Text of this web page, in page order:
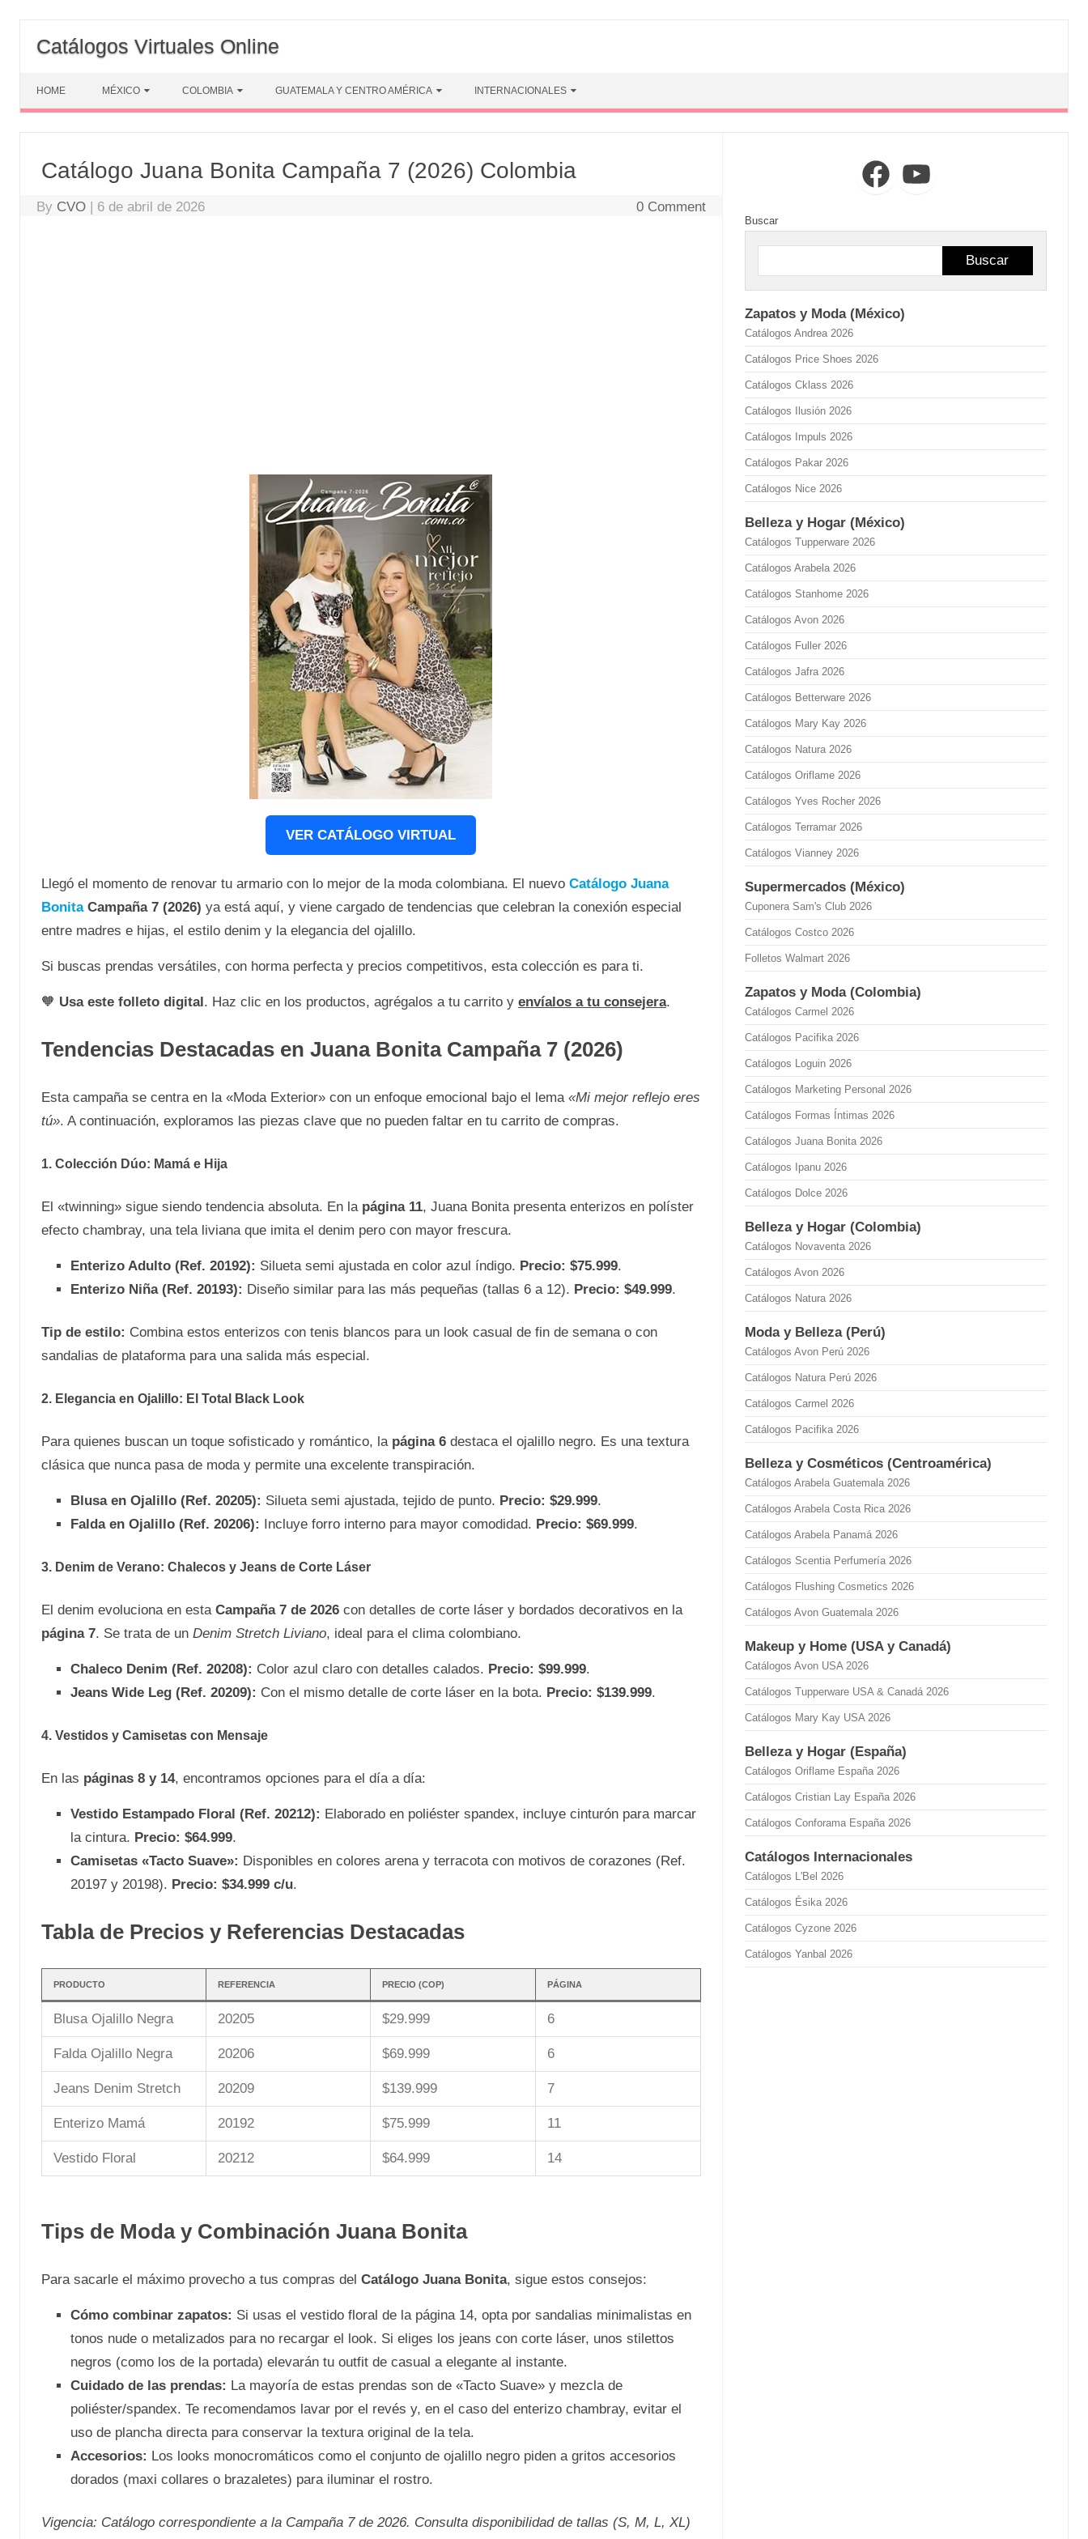
content
Catálogos Virtuales Online
HOME MÉXICO COLOMBIA GUATEMALA Y CENTRO AMÉRICA INTERNACIONALES
Catálogo Juana Bonita Campaña 7 (2026) Colombia
By CVO | 6 de abril de 2026 0 Comment
VER CATÁLOGO VIRTUAL
Llegó el momento de renovar tu armario con lo mejor de la moda colombiana. El nuevo Catálogo Juana
BonitaCampaña 7 (2026) ya está aquí, y viene cargado de tendencias que celebran la conexión especial
entre madres e hijas, el estilo denim y la elegancia del ojalillo.
Si buscas prendas versátiles, con horma perfecta y precios competitivos, esta colección es para ti.
🧡 Usa este folleto digital. Haz clic en los productos, agrégalos a tu carrito y envíalos a tu consejera.
Tendencias Destacadas en Juana Bonita Campaña 7 (2026)
Esta campaña se centra en la «Moda Exterior» con un enfoque emocional bajo el lema «Mi mejor reflejo eres
tú». A continuación, exploramos las piezas clave que no pueden faltar en tu carrito de compras.
1. Colección Dúo: Mamá e Hija
El «twinning» sigue siendo tendencia absoluta. En la página 11, Juana Bonita presenta enterizos en políster
efecto chambray, una tela liviana que imita el denim pero con mayor frescura.
Enterizo Adulto (Ref. 20192): Silueta semi ajustada en color azul índigo. Precio: $75.999.
Enterizo Niña (Ref. 20193): Diseño similar para las más pequeñas (tallas 6 a 12). Precio: $49.999.
Tip de estilo: Combina estos enterizos con tenis blancos para un look casual de fin de semana o con
sandalias de plataforma para una salida más especial.
2. Elegancia en Ojalillo: El Total Black Look
Para quienes buscan un toque sofisticado y romántico, la página 6destaca el ojalillo negro. Es una textura
clásica que nunca pasa de moda y permite una excelente transpiración.
Blusa en Ojalillo (Ref. 20205): Silueta semi ajustada, tejido de punto. Precio: $29.999.
Falda en Ojalillo (Ref. 20206): Incluye forro interno para mayor comodidad. Precio: $69.999.
3. Denim de Verano: Chalecos y Jeans de Corte Láser
El denim evoluciona en esta Campaña 7 de 2026con detalles de corte láser y bordados decorativos en la
página 7. Se trata de un Denim Stretch Liviano, ideal para el clima colombiano.
Chaleco Denim (Ref. 20208): Color azul claro con detalles calados. Precio: $99.999.
Jeans Wide Leg (Ref. 20209): Con el mismo detalle de corte láser en la bota. Precio: $139.999.
4. Vestidos y Camisetas con Mensaje
En las páginas 8 y 14, encontramos opciones para el día a día:
Vestido Estampado Floral (Ref. 20212): Elaborado en poliéster spandex, incluye cinturón para marcar
la cintura. Precio: $64.999.
Camisetas «Tacto Suave»: Disponibles en colores arena y terracota con motivos de corazones (Ref.
20197 y 20198). Precio: $34.999 c/u.
Tabla de Precios y Referencias Destacadas
PRODUCTO REFERENCIA PRECIO (COP) PÁGINA
Blusa Ojalillo Negra 20205 $29.999 6
Falda Ojalillo Negra 20206 $69.999 6
Jeans Denim Stretch 20209 $139.999 7
Enterizo Mamá 20192 $75.999 11
Vestido Floral 20212 $64.999 14
Tips de Moda y Combinación Juana Bonita
Para sacarle el máximo provecho a tus compras del Catálogo Juana Bonita, sigue estos consejos:
Cómo combinar zapatos: Si usas el vestido floral de la página 14, opta por sandalias minimalistas en
tonos nude o metalizados para no recargar el look. Si eliges los jeans con corte láser, unos stilettos
negros (como los de la portada) elevarán tu outfit de casual a elegante al instante.
Cuidado de las prendas: La mayoría de estas prendas son de «Tacto Suave» y mezcla de
poliéster/spandex. Te recomendamos lavar por el revés y, en el caso del enterizo chambray, evitar el
uso de plancha directa para conservar la textura original de la tela.
Accesorios: Los looks monocromáticos como el conjunto de ojalillo negro piden a gritos accesorios
dorados (maxi collares o brazaletes) para iluminar el rostro.
Vigencia: Catálogo correspondiente a la Campaña 7 de 2026. Consulta disponibilidad de tallas (S, M, L, XL)
FacebookYouTube
Buscar
Buscar
Zapatos y Moda (México)
Catálogos Andrea 2026
Catálogos Price Shoes 2026
Catálogos Cklass 2026
Catálogos Ilusión 2026
Catálogos Impuls 2026
Catálogos Pakar 2026
Catálogos Nice 2026
Belleza y Hogar (México)
Catálogos Tupperware 2026
Catálogos Arabela 2026
Catálogos Stanhome 2026
Catálogos Avon 2026
Catálogos Fuller 2026
Catálogos Jafra 2026
Catálogos Betterware 2026
Catálogos Mary Kay 2026
Catálogos Natura 2026
Catálogos Oriflame 2026
Catálogos Yves Rocher 2026
Catálogos Terramar 2026
Catálogos Vianney 2026
Supermercados (México)
Cuponera Sam's Club 2026
Catálogos Costco 2026
Folletos Walmart 2026
Zapatos y Moda (Colombia)
Catálogos Carmel 2026
Catálogos Pacifika 2026
Catálogos Loguin 2026
Catálogos Marketing Personal 2026
Catálogos Formas Íntimas 2026
Catálogos Juana Bonita 2026
Catálogos Ipanu 2026
Catálogos Dolce 2026
Belleza y Hogar (Colombia)
Catálogos Novaventa 2026
Catálogos Avon 2026
Catálogos Natura 2026
Moda y Belleza (Perú)
Catálogos Avon Perú 2026
Catálogos Natura Perú 2026
Catálogos Carmel 2026
Catálogos Pacifika 2026
Belleza y Cosméticos (Centroamérica)
Catálogos Arabela Guatemala 2026
Catálogos Arabela Costa Rica 2026
Catálogos Arabela Panamá 2026
Catálogos Scentia Perfumería 2026
Catálogos Flushing Cosmetics 2026
Catálogos Avon Guatemala 2026
Makeup y Home (USA y Canadá)
Catálogos Avon USA 2026
Catálogos Tupperware USA & Canadá 2026
Catálogos Mary Kay USA 2026
Belleza y Hogar (España)
Catálogos Oriflame España 2026
Catálogos Cristian Lay España 2026
Catálogos Conforama España 2026
Catálogos Internacionales
Catálogos L'Bel 2026
Catálogos Ésika 2026
Catálogos Cyzone 2026
Catálogos Yanbal 2026